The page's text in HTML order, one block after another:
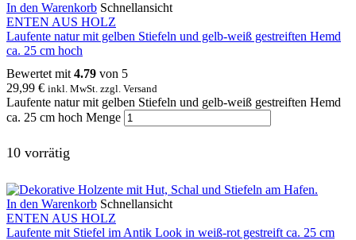
In den Warenkorb Schnellansicht
ENTEN AUS HOLZ
Laufente natur mit gelben Stiefeln und gelb-weiß gestreiften Hemd
ca. 25 cm hoch
Bewertet mit4.79 von 5
29,99 € inkl. MwSt. zzgl. Versand
Laufente natur mit gelben Stiefeln und gelb-weiß gestreiften Hemd
ca. 25 cm hoch Menge
10 vorrätig
In den Warenkorb Schnellansicht
ENTEN AUS HOLZ
Laufente mit Stiefel im Antik Look in weiß-rot gestreift ca. 25 cm